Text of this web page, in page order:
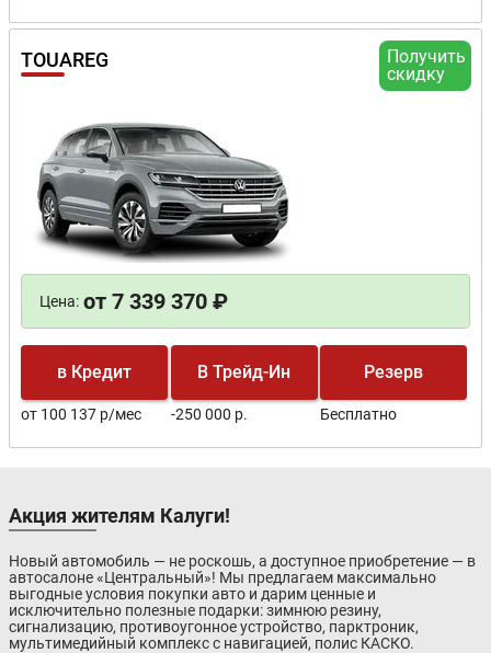
Получить
скидку
TOUAREG
Цена: от 7 339 370 ₽
в Кредит
от 100 137 р/мес
В Трейд-Ин
-250 000 р.
Резерв
Бесплатно
Акция жителям Калуги!
Новый автомобиль — не роскошь, а доступное приобретение — в
автосалоне «Центральный»! Мы предлагаем максимально
выгодные условия покупки авто и дарим ценные и
исключительно полезные подарки: зимнюю резину,
сигнализацию, противоугонное устройство, парктроник,
мультимедийный комплекс с навигацией, полис КАСКО.